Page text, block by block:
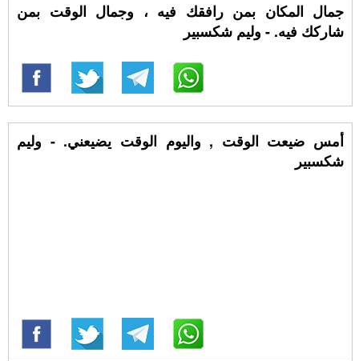
جمال المكان بمن رافقك فيه ، وجمال الوقت بمن
شاركك فيه. - وليم شكسبير
أمس ضيعت الوقت , واليوم الوقت يضيعني. - وليم
شكسبير